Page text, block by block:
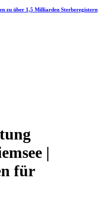
zu über 1,5 Milliarden Sterberegistern
|
für